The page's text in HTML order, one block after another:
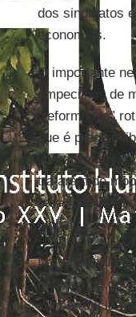
dos sindicatos
economias.
O importante
empecilhos de
“reformistas”
que é preciso
liberalizantes,
trataram de
para fortalecer
global.
Na esteira do
padrões de
concorrência